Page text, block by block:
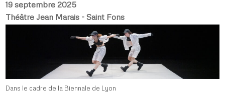
19 septembre 2025
Théâtre Jean Marais - Saint Fons
Dans le cadre de la Biennale de Lyon